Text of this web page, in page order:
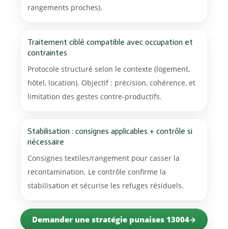
rangements proches).
Traitement ciblé compatible avec occupation et
contraintes
Protocole structuré selon le contexte (logement,
hôtel, location). Objectif : précision, cohérence, et
limitation des gestes contre-productifs.
Stabilisation : consignes applicables + contrôle si
nécessaire
Consignes textiles/rangement pour casser la
recontamination. Le contrôle confirme la
stabilisation et sécurise les refuges résiduels.
Demander une stratégie punaises 13004